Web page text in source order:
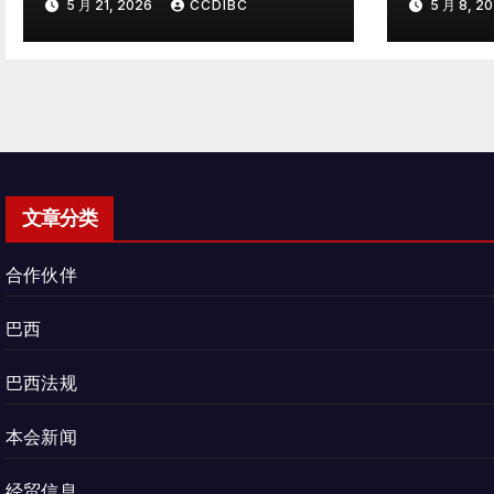
迎来新支点
5 月 21, 2026 CCDIBC 5 月 8,
文章分类
合作伙伴
巴西
巴西法规
本会新闻